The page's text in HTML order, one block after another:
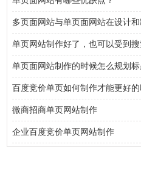
多页面网站与单页面网站在设计
单页网站制作好了，也可以受到
单页面网站制作的时候怎么规划
百度竞价单页如何制作才能更好
微商招商单页网站制作
企业百度竞价单页网站制作